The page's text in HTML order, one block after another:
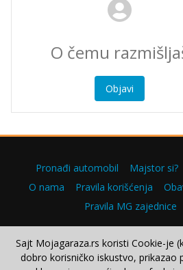
Objavi
Pronađi automobil Majstor si?
O nama
Pravila korišćenja
Pravila MG zajednice
Copyright ©
Sajt Mojagaraza.rs koristi Cookie-je
dobro korisničko iskustvo, prikazao